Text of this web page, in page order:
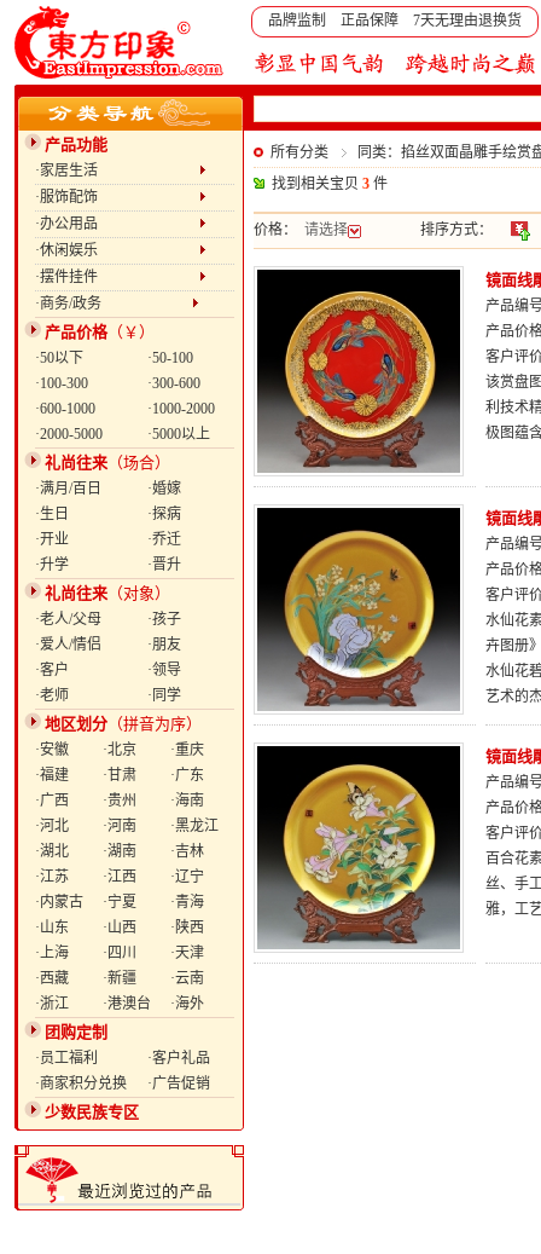
品牌监制 正品保障 7天无理由退换货
产品功能
·家居生活
·服饰配饰
·办公用品
·休闲娱乐
·摆件挂件
·商务/政务
产品价格（￥）
·50以下
·50-100
·100-300
·300-600
·600-1000
·1000-2000
·2000-5000
·5000以上
礼尚往来 （场合）
·满月/百日
·婚嫁
·生日
·探病
·开业
·乔迁
·升学
·晋升
礼尚往来 （对象）
·老人/父母
·孩子
·爱人/情侣
·朋友
·客户
·领导
·老师
·同学
地区划分 （拼音为序）
·安徽 ·北京
·重庆
·福建
·甘肃
·广东
·广西
·贵州
·海南
·河北
·河南
·黑龙江
·湖北
·湖南
·吉林
·江苏
·江西
·辽宁
·内蒙古
·宁夏
·青海
·山东
·山西
·陕西
·上海
·四川
·天津
·西藏
·新疆
·云南
·浙江
·港澳台 ·海外
团购定制
·员工福利
·客户礼品
·商家积分兑换
·广告促销
少数民族专区
所有分类
同类：掐丝双面晶雕手绘赏
找到相关宝贝 3 件
价格： 请选择 排序方式：
镜面线
产品编
产品价
客户评
该赏盘
利技术
极图蕴
镜面线
产品编
产品价
客户评
水仙花
卉图册
水仙花
艺术的
镜面线
产品编
产品价
客户评
百合花
丝、手
雅，工